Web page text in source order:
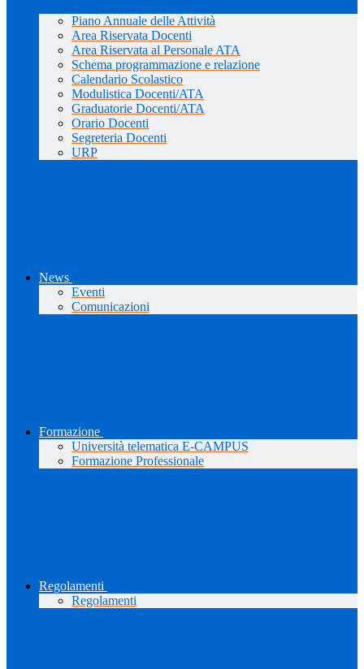
Piano Annuale delle Attività
Area Riservata Docenti
Area Riservata al Personale ATA
Schema programmazione e relazione
Calendario Scolastico
Modulistica Docenti/ATA
Graduatorie Docenti/ATA
Orario Docenti
Segreteria Docenti
URP
News
Eventi
Comunicazioni
Formazione
Università telematica E-CAMPUS
Formazione Professionale
Regolamenti
Regolamenti